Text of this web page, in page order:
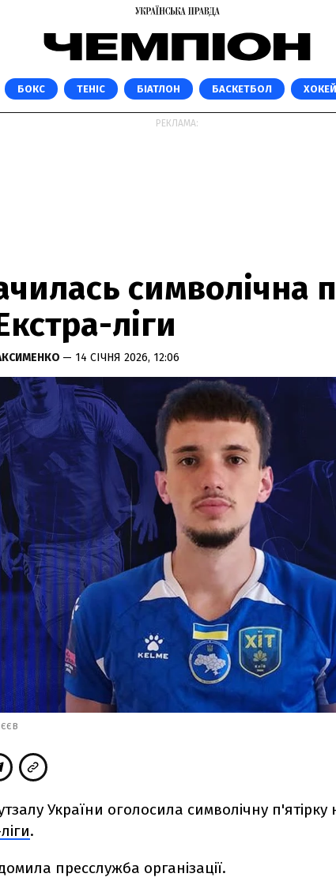
БОКС ТЕНІС БІАТЛОН БАСКЕТБОЛ ХОКЕЙ
РЕКЛАМА:
символічна
ліги
— 14 СІЧНЯ 2026, 12:06
України оголосила символічну
.
пресслужба організації.